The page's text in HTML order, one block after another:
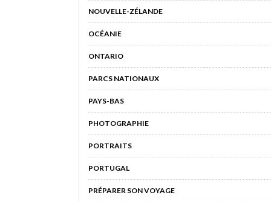
NOUVELLE-ZÉLANDE
OCÉANIE
ONTARIO
PARCS NATIONAUX
PAYS-BAS
PHOTOGRAPHIE
PORTRAITS
PORTUGAL
PRÉPARER SON VOYAGE